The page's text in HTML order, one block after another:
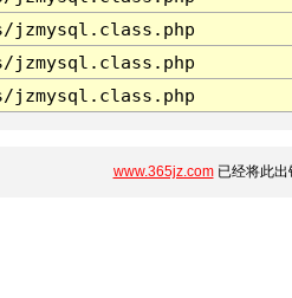
jzmysql.class.php
jzmysql.class.php
jzmysql.class.php
www.365jz.com已经将此出